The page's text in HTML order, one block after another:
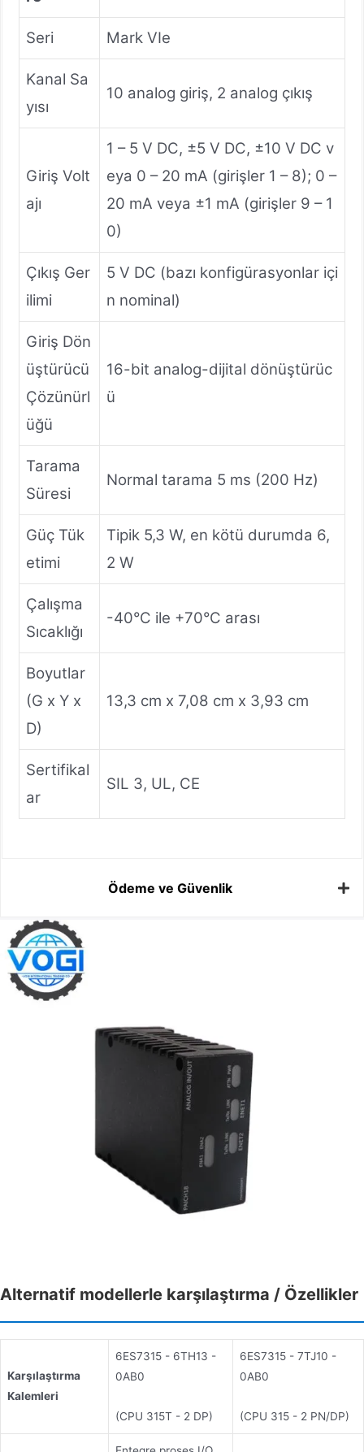
Seri Mark VIe
Kanal Sa
yısı
10 analog giriş, 2 analog çıkış
Giriş Volt
ajı
1 – 5 V DC, ±5 V DC, ±10 V DC v
eya 0 – 20 mA (girişler 1 – 8); 0 –
20 mA veya ±1 mA (girişler 9 – 1
0)
Çıkış Ger
ilimi
5 V DC (bazı konfigürasyonlar içi
n nominal)
Giriş Dön
üştürücü
Çözünürl
üğü
16-bit analog-dijital dönüştürüc
ü
Tarama
Süresi
Normal tarama 5 ms (200 Hz)
Güç Tük
etimi
Tipik 5,3 W, en kötü durumda 6,
2 W
Çalışma
Sıcaklığı
-40°C ile +70°C arası
Boyutlar
(G x Y x
D)
13,3 cm x 7,08 cm x 3,93 cm
Sertifikal
ar
SIL 3, UL, CE
Ödeme ve Güvenlik
Alternatif modellerle karşılaştırma / Özellikler
Karşılaştırma
Kalemleri
6ES7315 - 6TH13 -
0AB0
(CPU 315T - 2 DP)
6ES7315 - 7TJ10 -
0AB0
(CPU 315 - 2 PN/DP)